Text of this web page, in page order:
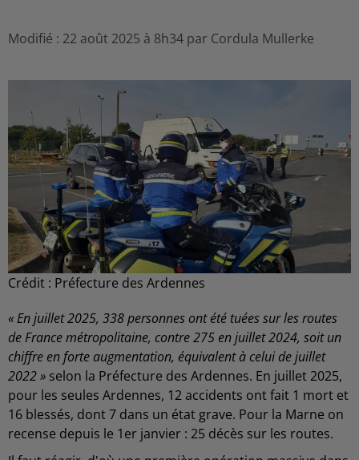
Modifié : 22 août 2025 à 8h34 par Cordula Mullerke
Crédit : Préfecture des Ardennes
« En juillet 2025, 338 personnes ont été tuées sur les routes
de France métropolitaine, contre 275 en juillet 2024, soit un
chiffre en forte augmentation, équivalent à celui de juillet
2022 » selon la Préfecture des Ardennes. En juillet 2025,
pour les seules Ardennes, 12 accidents ont fait 1 mort et
16 blessés, dont 7 dans un état grave. Pour la Marne on
recense depuis le 1er janvier : 25 décès sur les routes.